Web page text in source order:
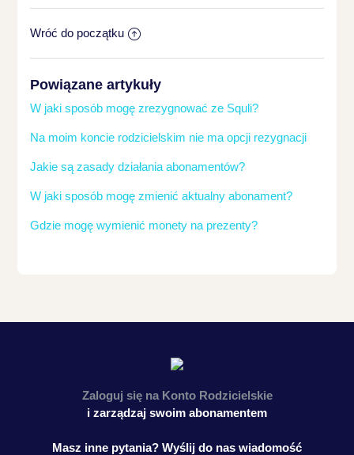
Wróć do początku
Powiązane artykuły
W jaki sposób mogę zrezygnować ze Squli?
Na moim koncie rodzicielskim nie ma opcji rezygnacji
Jakie są zasady działania abonamentów?
W jaki sposób mogę zmienić aktualny abonament?
Gdzie mogę wymienić monety na prezenty?
Zaloguj się na Konto Rodzicielskie
i zarządzaj swoim abonamentem
Masz inne pytania? Wyślij do nas wiadomość